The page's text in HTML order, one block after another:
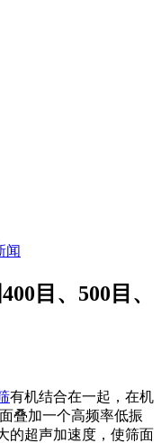
闻
目、500目、
有机结合在一起，在机
叠加一个高频率低振
的超声加速度，使筛面